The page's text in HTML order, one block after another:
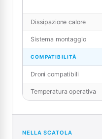
Dissipazione calore
Sistema montaggio
COMPATIBILITÀ
Droni compatibili
Temperatura operativa
NELLA SCATOLA